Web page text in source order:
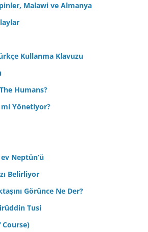
Malawi ve Almanya
Kullanma Klavuzu
Humans?
mi Yönetiyor?
Neptün’ü
Belirliyor
Görünce Ne Der?
Tusi